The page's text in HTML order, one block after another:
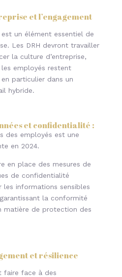
et l’engagement
un élément essentiel de
Les DRH devront travailler
la culture d’entreprise,
employés restent
particulier dans un
hybride.
et confidentialité :
des employés est une
en 2024.
en place des mesures de
de confidentialité
informations sensibles
la conformité
matière de protection des
et résilience
faire face à des